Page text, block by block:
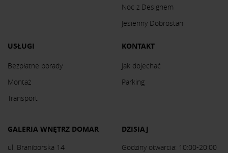
Noc z Designem
Jesienny Dobrostan
USŁUGI
Bezpłatne porady
Montaż
Transport
KONTAKT
Jak dojechać
Parking
GALERIA WNĘTRZ DOMAR
ul. Braniborska 14
DZISIAJ
Godziny otwarcia: 10:00-20:00